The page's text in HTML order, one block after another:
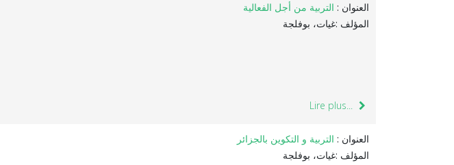
العنوان : التربية من أجل الفعالية
المؤلف :غيات، بوفلجة
Lire plus...
العنوان : التربية و التكوين بالجزائر
المؤلف :غيات، بوفلجة